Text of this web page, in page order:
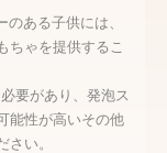
ある子供には、
ちゃを提供するこ
要があり、発泡ス
能性が高いその他
い。